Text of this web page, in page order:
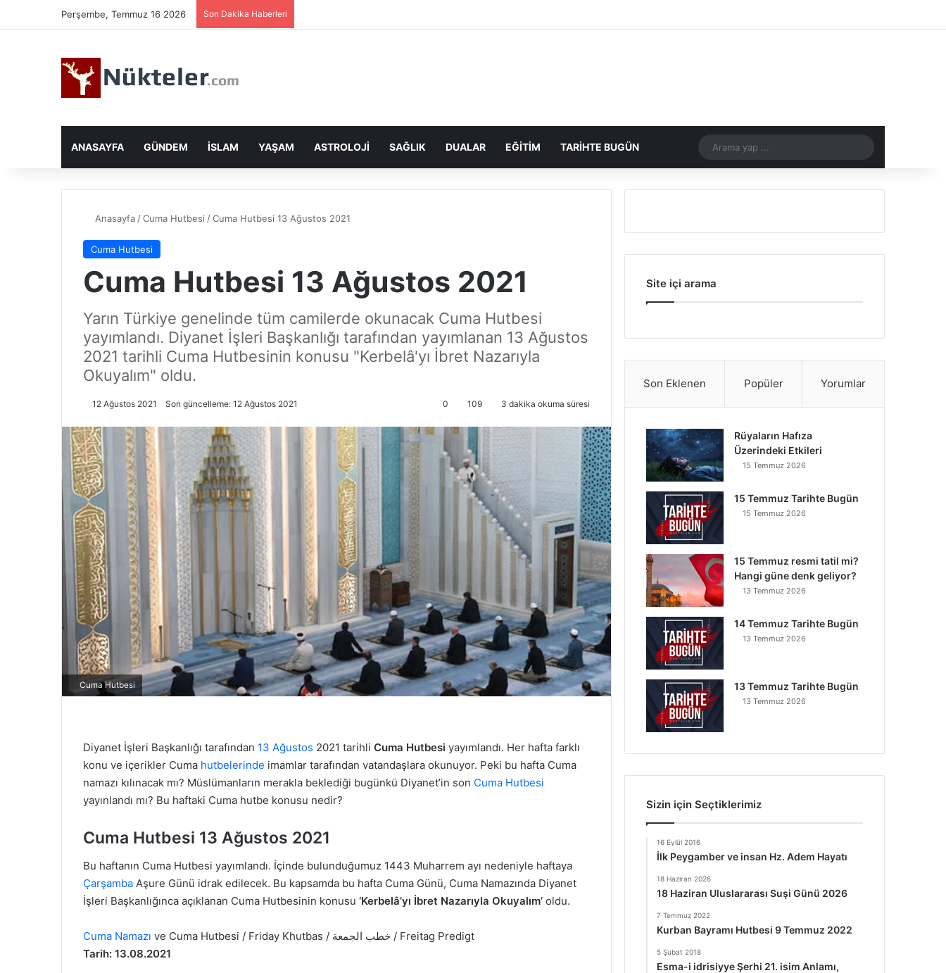
Perşembe, Temmuz 16 2026 Son Dakika Haberleri
ANASAYFA GÜNDEM İSLAM YAŞAM ASTROLOJI SAĞLIK DUALAR EĞITIM TARIHTE BUGÜN
yap
Anasayfa /Cuma Hutbesi /Cuma Hutbesi 13 Ağustos 2021
Cuma Hutbesi
Cuma Hutbesi 13 Ağustos 2021
Yarın Türkiye genelinde tüm camilerde okunacak Cuma Hutbesi
yayımlandı. Diyanet İşleri Başkanlığı tarafından yayımlanan 13 Ağustos
2021 tarihli Cuma Hutbesinin konusu "Kerbelâ'yı İbret Nazarıyla
Okuyalım" oldu.
12 Ağustos 2021 Son güncelleme: 12 Ağustos 2021 0 109 3 dakika okuma süresi
Cuma Hutbesi
Diyanet İşleri Başkanlığı tarafından 13 Ağustos 2021 tarihli Cuma Hutbesi yayımlandı. Her hafta farklı
konu ve içerikler Cuma hutbelerinde imamlar tarafından vatandaşlara okunuyor. Peki bu hafta Cuma
namazı kılınacak mı? Müslümanların merakla beklediği bugünkü Diyanet’in son Cuma Hutbesi
yayınlandı mı? Bu haftaki Cuma hutbe konusu nedir?
Cuma Hutbesi 13 Ağustos 2021
Bu haftanın Cuma Hutbesi yayımlandı. İçinde bulunduğumuz 1443 Muharrem ayı nedeniyle haftaya
Çarşamba Aşure Günü idrak edilecek. Bu kapsamda bu hafta Cuma Günü, Cuma Namazında Diyanet
İşleri Başkanlığınca açıklanan Cuma Hutbesinin konusu ‘Kerbelâ’yı İbret Nazarıyla Okuyalım’ oldu.
Cuma Namazı
ve Cuma Hutbesi / Friday Khutbas / خطب الجمعة​​​​​​​​​​ / Freitag Predigt
Tarih: 13.08.2021
Site içi arama
Son Eklenen Popüler Yorumlar
Rüyaların Hafıza
Üzerindeki Etkileri
15 Temmuz 2026
15 Temmuz Tarihte Bugün
15 Temmuz 2026
15 Temmuz resmi tatil mi?
Hangi güne denk geliyor?
13 Temmuz 2026
14 Temmuz Tarihte Bugün
13 Temmuz 2026
13 Temmuz Tarihte Bugün
13 Temmuz 2026
Sizin için Seçtiklerimiz
16 Eylül 2016
İlk Peygamber ve insan Hz. Adem Hayatı
18 Haziran 2026
18 Haziran Uluslararası Suşi Günü 2026
7 Temmuz 2022
Kurban Bayramı Hutbesi 9 Temmuz 2022
5 Şubat 2018
Esma-i idrisiyye Şerhi 21. isim Anlamı,